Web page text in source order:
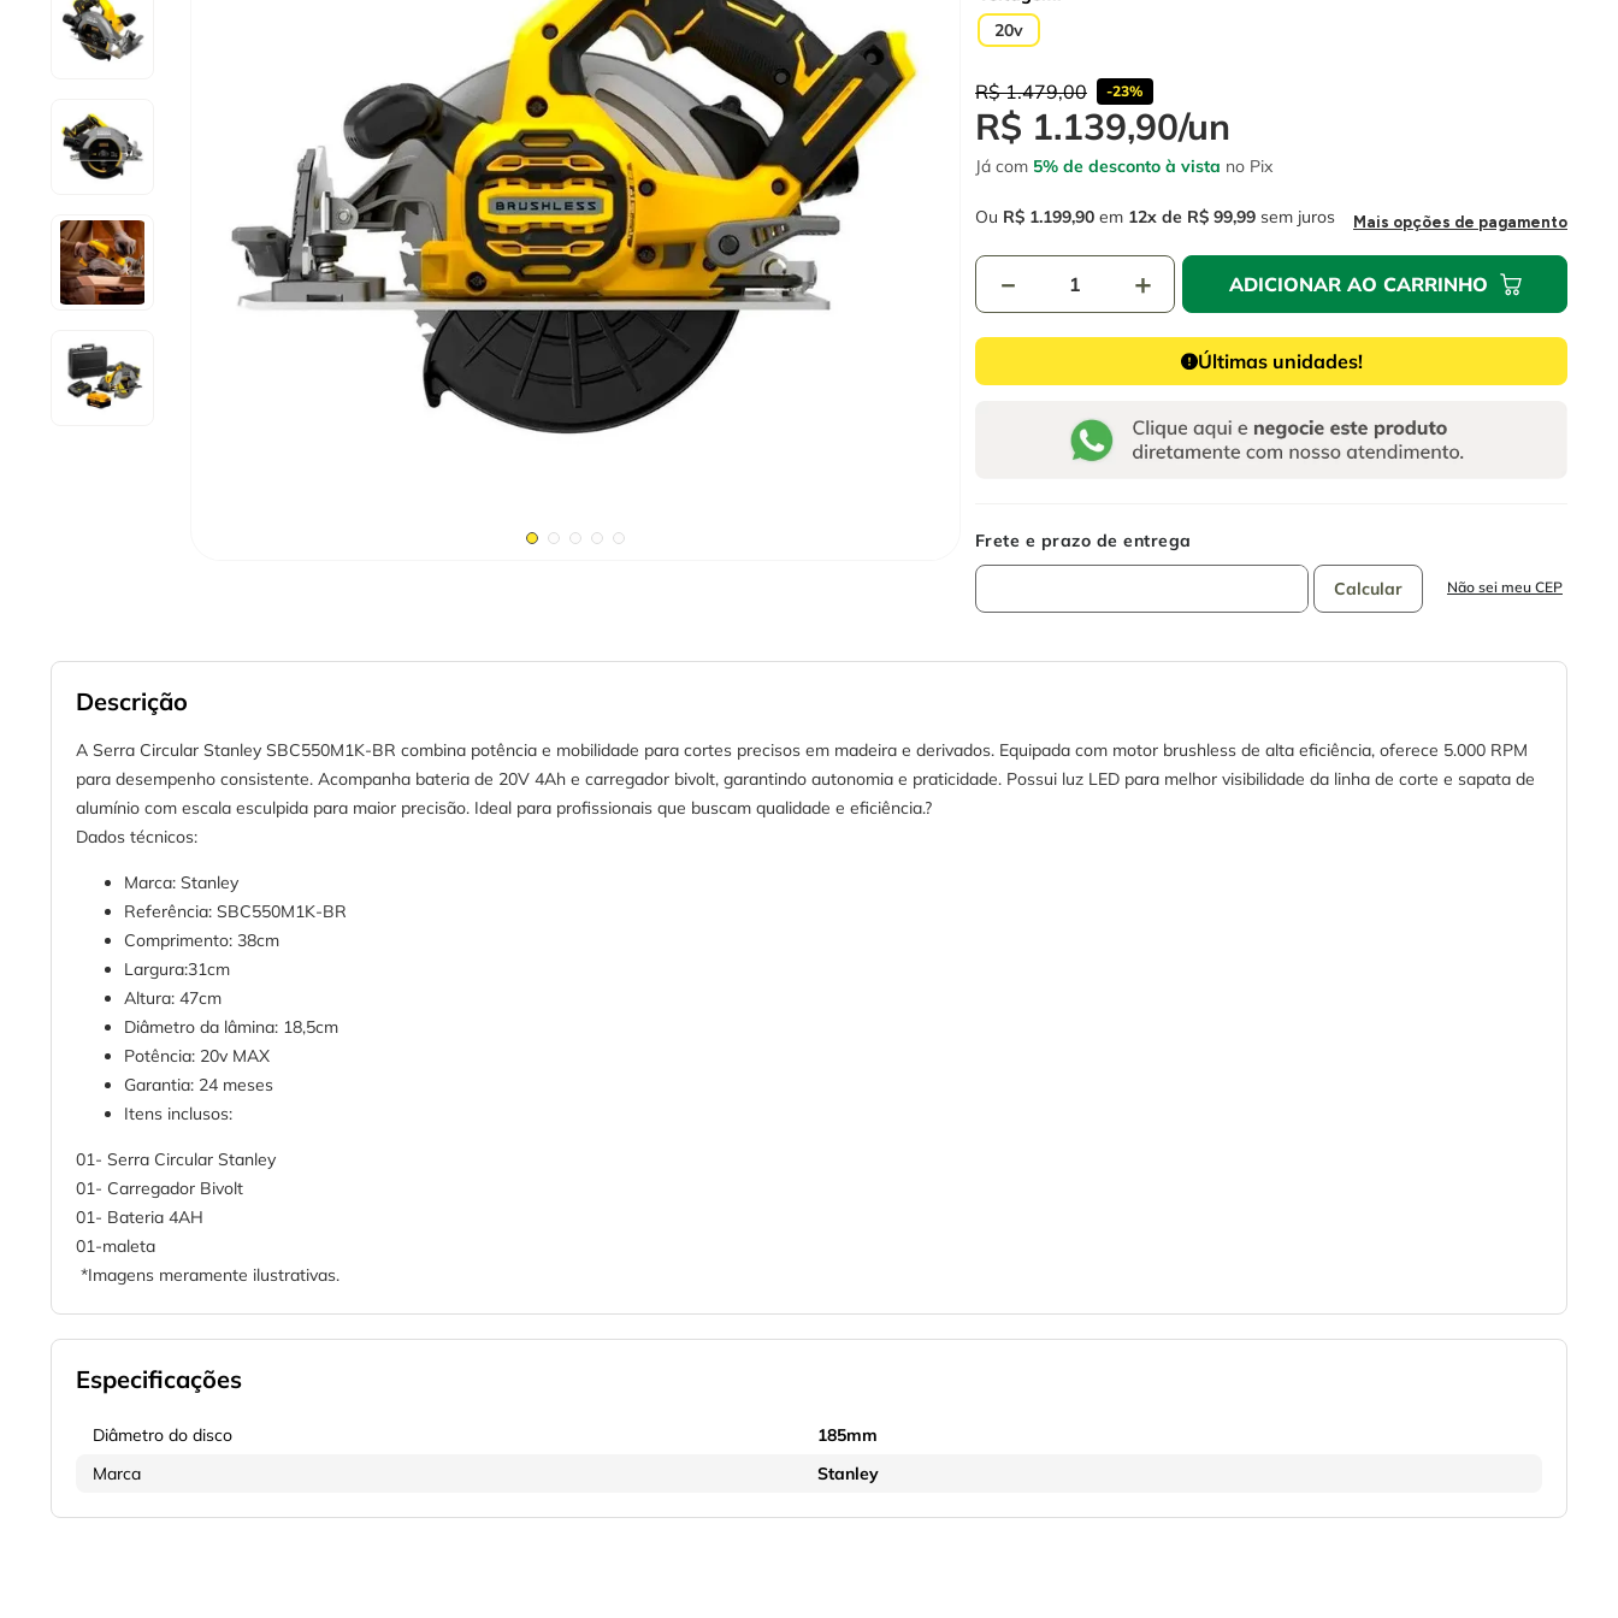
20v
R$ 1.479,00 -23%
R$ 1.139,90/un
Já com 5% de desconto à vista no Pix
Ou R$ 1.199,90 em 12 R$ 99,99 sem juros Mais opções de pagamento
＋
－ ADICIONAR AO CARRINHO
Últimas unidades!
Não sei meu CEP
Descrição
A Serra Circular Stanley SBC550M1K-BR combina potência e mobilidade para cortes precisos em madeira e derivados. Equipada com motor brushless de alta eficiência, oferece 5.000 RPM
para desempenho consistente. Acompanha bateria de 20V 4Ah e carregador bivolt, garantindo autonomia e praticidade. Possui luz LED para melhor visibilidade da linha de corte e sapata de
alumínio com escala esculpida para maior precisão. Ideal para profissionais que buscam qualidade e eficiência.?
Dados técnicos:
Marca: Stanley
Referência: SBC550M1K-BR
Comprimento: 38cm
Largura:31cm
Altura: 47cm
Diâmetro da lâmina: 18,5cm
Potência: 20v MAX
Garantia: 24 meses
Itens inclusos:
01- Serra Circular Stanley
01- Carregador Bivolt
01- Bateria 4AH
01-maleta
*Imagens meramente ilustrativas.
Especificações
Diâmetro do disco
185mm
Marca
Stanley
disco corte